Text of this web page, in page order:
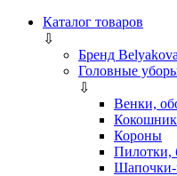
Каталог товаров
⇩
Бренд
Головные
⇩
Венки,
Короны
Пилотки,
Шапочки-